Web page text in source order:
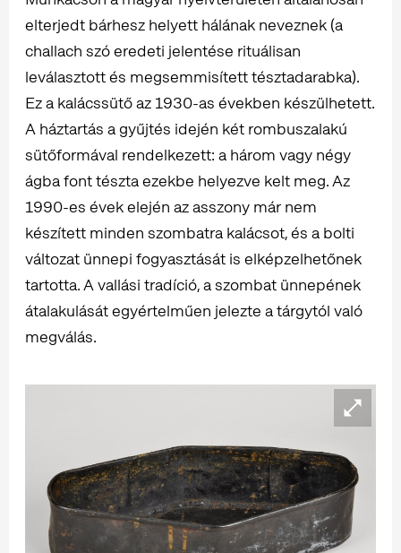
elterjedt bárhesz helyett hálának neveznek (a
challach szó eredeti jelentése rituálisan
leválasztott és megsemmisített tésztadarabka).
Ez a kalácssütő az 1930-as években készülhetett.
A háztartás a gyűjtés idején két rombuszalakú
sütőformával rendelkezett: a három vagy négy
ágba font tészta ezekbe helyezve kelt meg. Az
1990-es évek elején az asszony már nem
készített minden szombatra kalácsot, és a bolti
változat ünnepi fogyasztását is elképzelhetőnek
tartotta. A vallási tradíció, a szombat ünnepének
átalakulását egyértelműen jelezte a tárgytól való
megválás.